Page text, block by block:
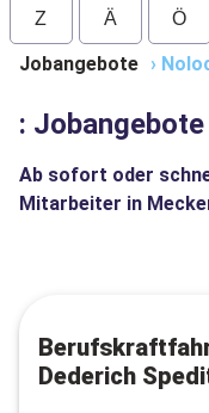
Z Ä Ö
Jobangebote ›
: Jobangebote
Ab sofort oder
Mitarbeiter in
Dederich